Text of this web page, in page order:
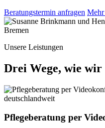
Beratungstermin anfragen Mehr
Unsere Leistungen
Drei Wege, wie wir
Pflegeberatung per